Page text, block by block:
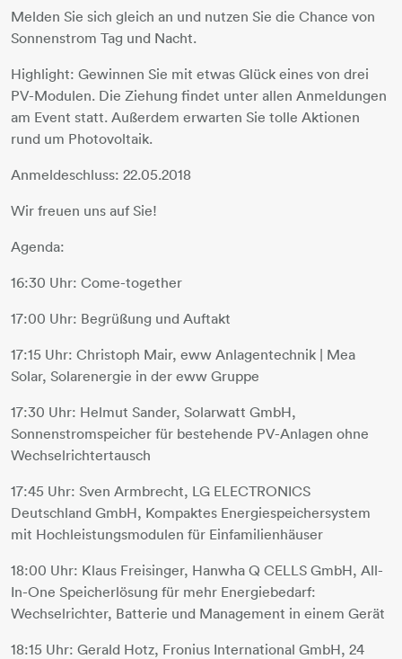
Melden Sie sich gleich an und nutzen Sie die Chance von
Sonnenstrom Tag und Nacht.
Highlight: Gewinnen Sie mit etwas Glück eines von drei
PV-Modulen. Die Ziehung findet unter allen Anmeldungen
am Event statt. Außerdem erwarten Sie tolle Aktionen
rund um Photovoltaik.
Anmeldeschluss: 22.05.2018
Wir freuen uns auf Sie!
Agenda:
16:30 Uhr: Come-together
17:00 Uhr: Begrüßung und Auftakt
17:15 Uhr: Christoph Mair, eww Anlagentechnik | Mea
Solar, Solarenergie in der eww Gruppe
17:30 Uhr: Helmut Sander, Solarwatt GmbH,
Sonnenstromspeicher für bestehende PV-Anlagen ohne
Wechselrichtertausch
17:45 Uhr: Sven Armbrecht, LG ELECTRONICS
Deutschland GmbH, Kompaktes Energiespeichersystem
mit Hochleistungsmodulen für Einfamilienhäuser
18:00 Uhr: Klaus Freisinger, Hanwha Q CELLS GmbH, All-
In-One Speicherlösung für mehr Energiebedarf:
Wechselrichter, Batterie und Management in einem Gerät
18:15 Uhr: Gerald Hotz, Fronius International GmbH, 24